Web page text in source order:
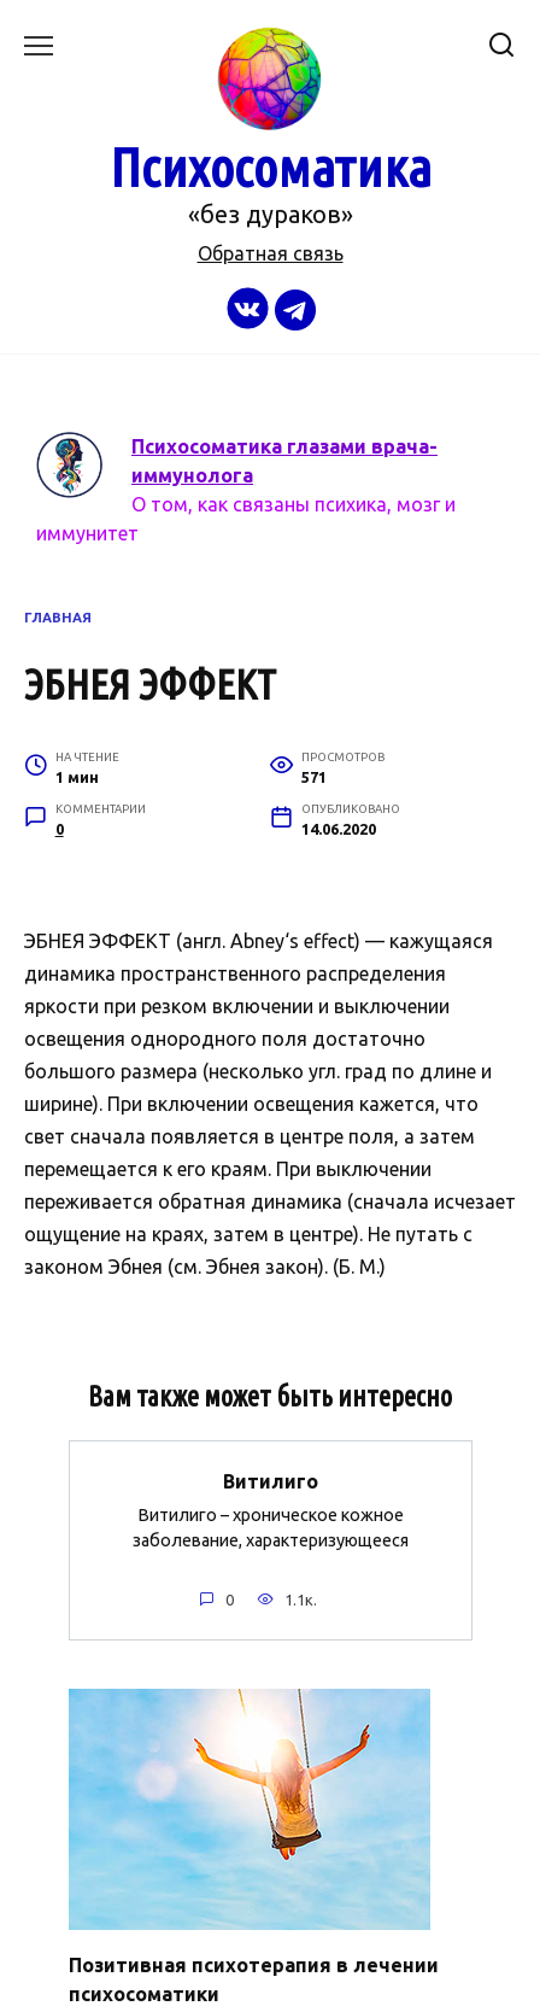
Психосоматика
«без дураков»
Обратная связь
Психосоматика глазами врача-
иммунолога
О том, как связаны психика, мозг и
иммунитет
ГЛАВНАЯ
ЭБНЕЯ ЭФФЕКТ
НА ЧТЕНИЕ
1 мин
ПРОСМОТРОВ
571
КОММЕНТАРИИ
0
ОПУБЛИКОВАНО
14.06.2020
ЭБНЕЯ ЭФФЕКТ (англ. Abney‘s effect) — кажущаяся
динамика пространственного распределения
яркости при резком включении и выключении
освещения однородного поля достаточно
большого размера (несколько угл. град по длине и
ширине). При включении освещения кажется, что
свет сначала появляется в центре поля, а затем
перемещается к его краям. При выключении
переживается обратная динамика (сначала исчезает
ощущение на краях, затем в центре). Не путать с
законом Эбнея (см. Эбнея закон). (Б. М.)
Вам также может быть интересно
Витилиго
Витилиго – хроническое кожное
заболевание, характеризующееся
0 1.1к.
Позитивная психотерапия в лечении
психосоматики